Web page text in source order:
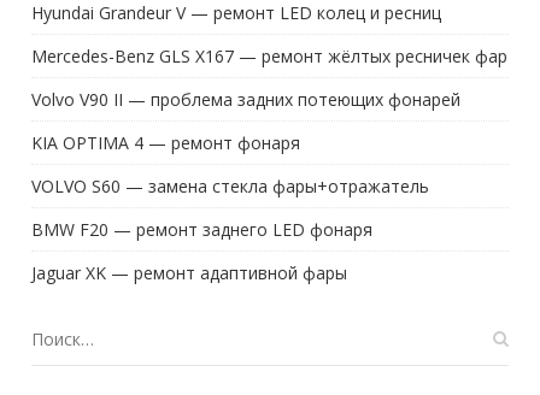
Hyundai Grandeur V — ремонт LED колец и ресниц
Mercedes-Benz GLS X167 — ремонт жёлтых ресничек фар
Volvo V90 II — проблема задних потеющих фонарей
KIA OPTIMA 4 — ремонт фонаря
VOLVO S60 — замена стекла фары+отражатель
BMW F20 — ремонт заднего LED фонаря
Jaguar XK — ремонт адаптивной фары